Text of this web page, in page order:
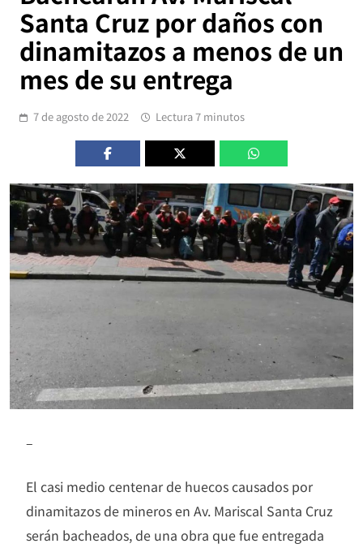
Santa Cruz por daños con
dinamitazos a menos de un
mes de su entrega
7 de agosto de 2022 Lectura 7 minutos
–
El casi medio centenar de huecos causados por
dinamitazos de mineros en Av. Mariscal Santa Cruz
serán bacheados, de una obra que fue entregada